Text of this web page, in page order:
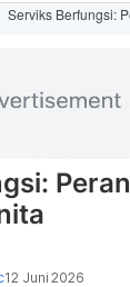
Serviks Berfungsi:
12 Juni 2026